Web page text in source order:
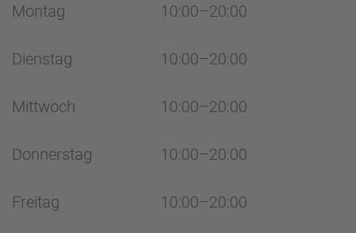
Montag 10:00–20:00
Dienstag 10:00–20:00
Mittwoch 10:00–20:00
Donnerstag 10:00–20:00
Freitag 10:00–20:00